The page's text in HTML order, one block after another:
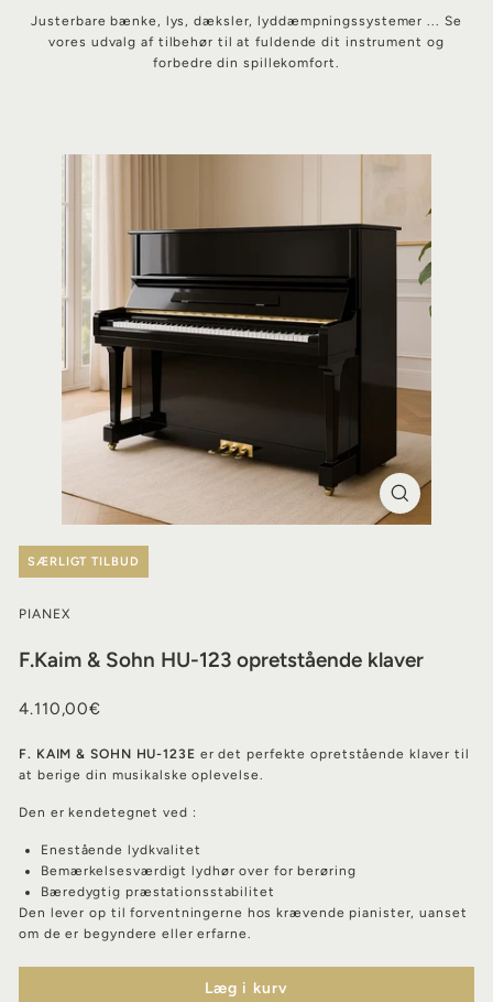
Justerbare bænke, lys, dæksler, lyddæmpningssystemer ... Se
vores udvalg af tilbehør til at fuldende dit instrument og
forbedre din spillekomfort.
SÆRLIGT TILBUD
PIANEX
F.Kaim & Sohn HU-123 opretstående klaver
Almindelig
4.110,00€
F. KAIM & SOHN HU-123E er det perfekte opretstående klaver til
at berige din musikalske oplevelse.
Den er kendetegnet ved :
Enestående lydkvalitet
Bemærkelsesværdigt lydhør over for berøring
Bæredygtig præstationsstabilitet
Den lever op til forventningerne hos krævende pianister, uanset
om de er begyndere eller erfarne.
Læg i kurv